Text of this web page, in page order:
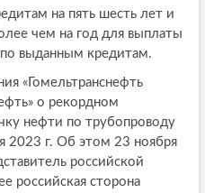
на пять шесть лет и
чем на год для выплаты
выданным кредитам.
«Гомельтранснефть
о рекордном
нефти по трубопроводу
2023 г. Об этом 23 ноября
российской
российская сторона